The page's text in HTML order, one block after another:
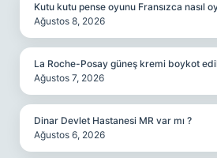
Kutu kutu pense oyunu Fransızca nasıl
Ağustos 8, 2026
La Roche-Posay güneş kremi boykot
Ağustos 7, 2026
Dinar Devlet Hastanesi MR var mı ?
Ağustos 6, 2026